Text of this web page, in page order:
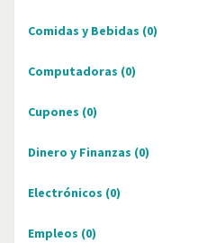
Comidas y Bebidas (0)
Computadoras (0)
Cupones (0)
Dinero y Finanzas (0)
Electrónicos (0)
Empleos (0)